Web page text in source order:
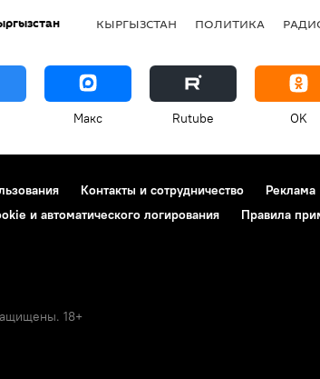
КЫРГЫЗСТАН ПОЛИТИКА
Макс Rutube OK
Контакты и сотрудничество Реклама
и автоматического логирования
Правила
18+